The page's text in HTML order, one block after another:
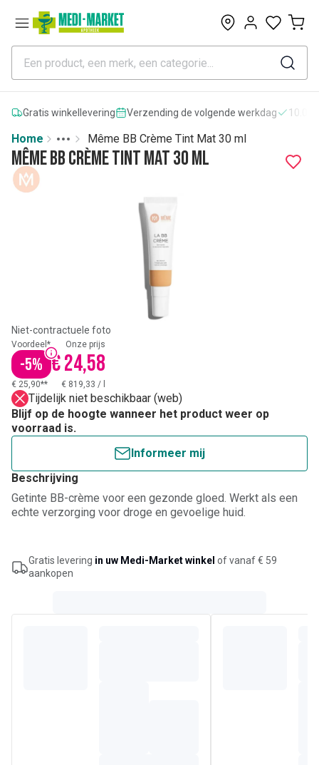
0
Gratis winkellevering Verzending de volgende werkdag
Home
More
Toggle menu
Même BB Crème Tint Mat 30 ml
Même BB Crème Tint Mat 30 ml
Niet-contractuele foto
Voordeel*
-5%
Onze prijs
€ 24,58
€ 25,90** € 819,33 /
Tijdelijk niet beschikbaar (web)
Blijf op de hoogte wanneer het product weer op
voorraad is.
Informeer mij
Beschrijving
Getinte BB-crème voor een gezonde gloed. Werkt als een
echte verzorging voor droge en gevoelige huid.
Gratis levering in uw Medi-Market winkel of vanaf € 59
aankopen